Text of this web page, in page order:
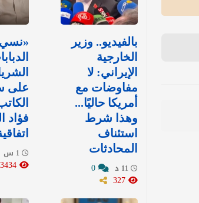
بالفيديو.. وزير
الخارجية
الإيراني: لا
مفاوضات مع
أمريكا حاليًا...
وهذا شرط
استئناف
المحادثات
«نسي
على
فؤاد